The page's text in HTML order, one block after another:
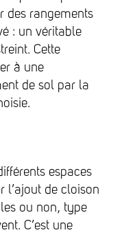
des rangements
: un véritable
Cette
à une
de sol par la
espaces
l’ajout de cloison
ou non, type
C’est une